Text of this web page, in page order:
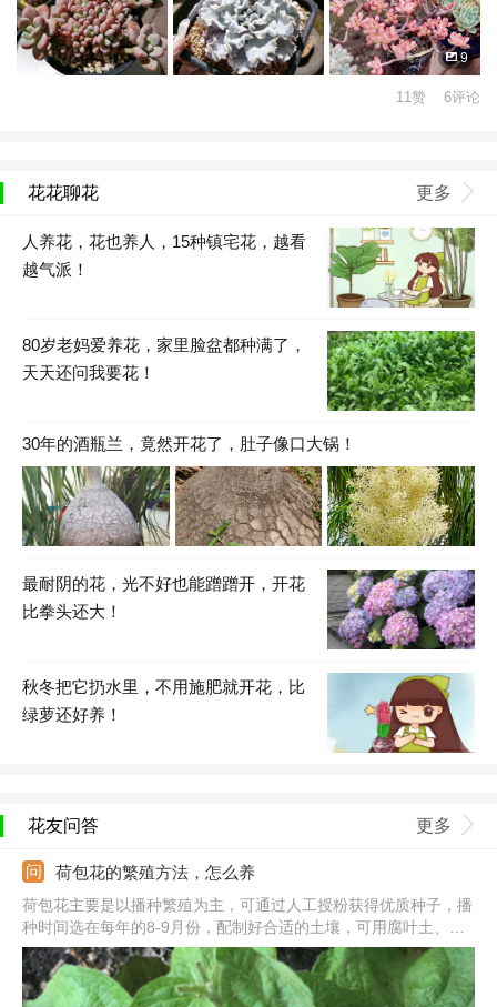
9
11赞 6评论
花花聊花 更多
人养花，花也养人，15种镇宅花，越看
越气派！
80岁老妈爱养花，家里脸盆都种满了，
天天还问我要花！
30年的酒瓶兰，竟然开花了，肚子像口大锅！
最耐阴的花，光不好也能蹭蹭开，开花
比拳头还大！
秋冬把它扔水里，不用施肥就开花，比
绿萝还好养！
花友问答 更多
荷包花的繁殖方法，怎么养
荷包花主要是以播种繁殖为主，可通过人工授粉获得优质种子，播
种时间选在每年的8-9月份，配制好合适的土壤，可用腐叶土、河
沙、园土等配制，将种子小心播撒到土壤中，盖上一层薄薄的细
沙，播种后浸水湿润花盆，放在阴凉的地方。繁殖会少量使用扦插
的方法，需先配制好沙床，剪取健康的枝条用来扦插。